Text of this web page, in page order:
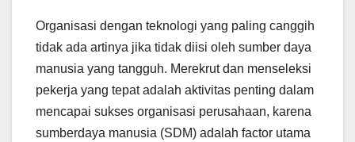
Organisasi dengan teknologi yang paling canggih
tidak ada artinya jika tidak diisi oleh sumber daya
manusia yang tangguh. Merekrut dan menseleksi
pekerja yang tepat adalah aktivitas penting dalam
mencapai sukses organisasi perusahaan, karena
sumberdaya manusia (SDM) adalah factor utama